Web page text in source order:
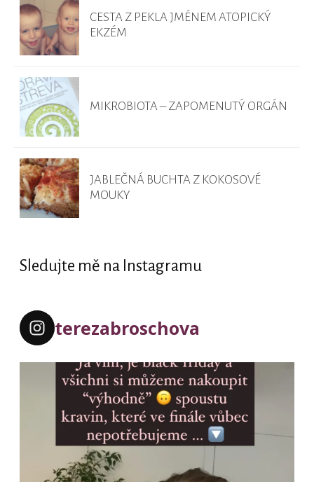
CESTA Z PEKLA JMÉNEM ATOPICKÝ
EKZÉM
MIKROBIOTA – ZAPOMENUTÝ ORGÁN
JABLEČNÁ BUCHTA Z KOKOSOVÉ
MOUKY
Sledujte mě na Instagramu
terezabroschova